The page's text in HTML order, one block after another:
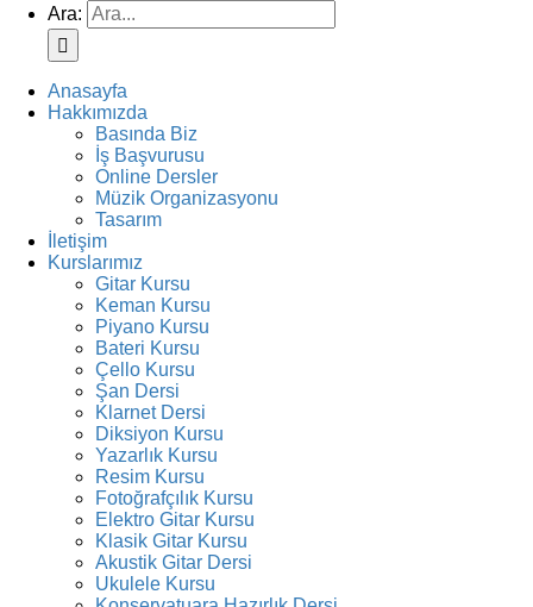
Ara:
Anasayfa
Hakkımızda
Basında Biz
İş Başvurusu
Online Dersler
Müzik Organizasyonu
Tasarım
İletişim
Kurslarımız
Gitar Kursu
Keman Kursu
Piyano Kursu
Bateri Kursu
Çello Kursu
Şan Dersi
Klarnet Dersi
Diksiyon Kursu
Yazarlık Kursu
Resim Kursu
Fotoğrafçılık Kursu
Elektro Gitar Kursu
Klasik Gitar Kursu
Akustik Gitar Dersi
Ukulele Kursu